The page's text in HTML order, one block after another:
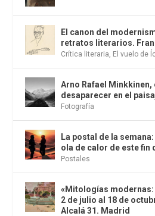
El canon del
retratos literarios.
Crítica literaria El vuelo de
Arno Rafael Minkkinen,
desaparecer en el
Fotografía
La postal de la
ola de calor de este fin
Postales
«Mitologías modernas:
2 de julio al 18 de
Alcalá 31. Madrid